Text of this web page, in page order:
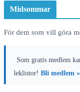
Midsommar
För dem som vill göra
Som gratis medlem
leklistor! Bli medlem »